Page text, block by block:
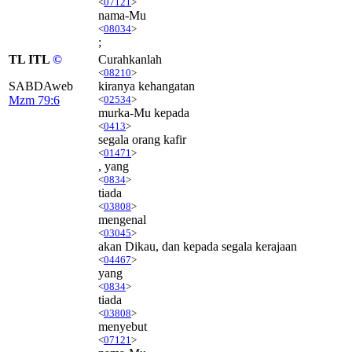
nama-Mu
<08034>
;
TL ITL ©
SABDAweb
Mzm 79:6
Curahkanlah
<08210>
kiranya kehangatan
<02534>
murka-Mu kepada
<0413>
segala orang kafir
<01471 >
, yang
<0834>
tiada
<03808>
mengenal
<03045>
akan Dikau, dan kepada segala kerajaan
<04467>
yang
<0834>
tiada
<03808>
menyebut
<07121 >